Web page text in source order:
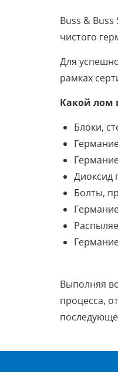
Buss &
чистого
Для
рамках
Какой лом
Блоки,
Диоксид
Болты,
Выполняя
процесса,